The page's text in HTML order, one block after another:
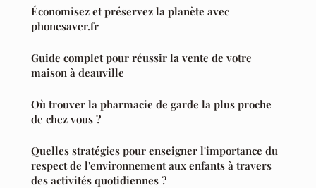
Économisez et préservez la planète avec
phonesaver.fr
Guide complet pour réussir la vente de votre
maison à deauville
Où trouver la pharmacie de garde la plus proche
de chez vous ?
Quelles stratégies pour enseigner l'importance du
respect de l'environnement aux enfants à travers
des activités quotidiennes ?